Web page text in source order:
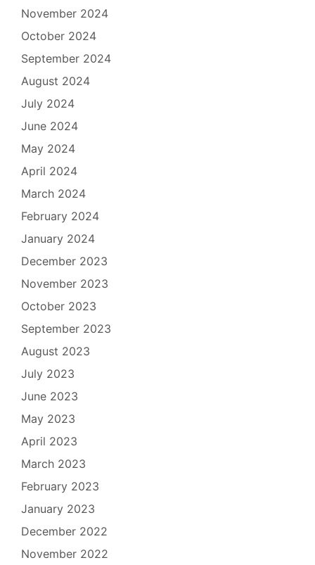
November 2024
October 2024
September 2024
August 2024
July 2024
June 2024
May 2024
April 2024
March 2024
February 2024
January 2024
December 2023
November 2023
October 2023
September 2023
August 2023
July 2023
June 2023
May 2023
April 2023
March 2023
February 2023
January 2023
December 2022
November 2022